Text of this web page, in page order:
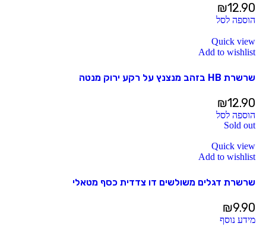
₪12.90
הוספה לסל
Quick view
Add to wishlist
שרשרת HB בזהב מנצנץ על רקע ירוק מנטה
₪12.90
הוספה לסל
Sold out
Quick view
Add to wishlist
שרשרת דגלים משולשים דו צדדית כסף מטאלי
₪9.90
מידע נוסף